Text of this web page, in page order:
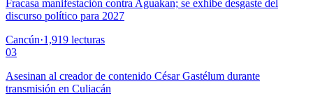
Fracasa manifestación contra Aguakan; se exhibe desgaste del
discurso político para 2027
Cancún·1,919 lecturas
03
Asesinan al creador de contenido César Gastélum durante
transmisión en Culiacán